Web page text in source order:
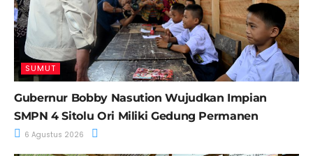
SUMUT
Gubernur Bobby Nasution Wujudkan Impian
SMPN 4 Sitolu Ori Miliki Gedung Permanen
6 Agustus 2026